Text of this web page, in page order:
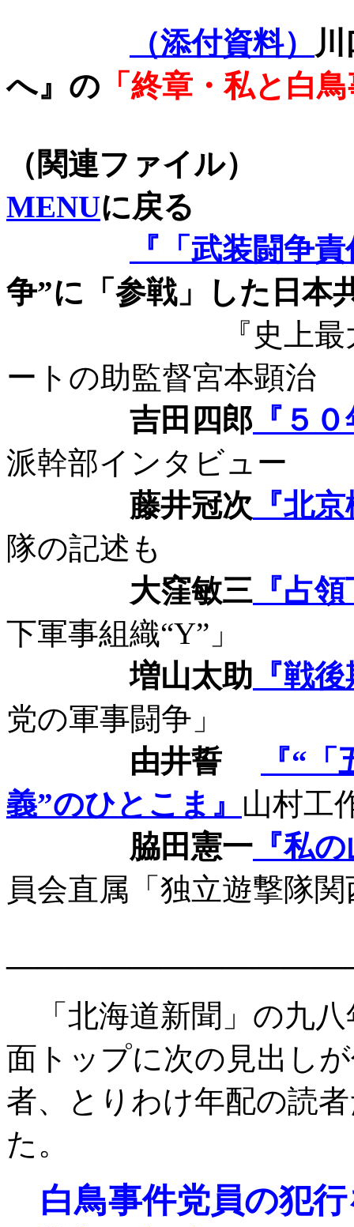
（添付資料）
へ』の 「終章・私と白
（関連フ
MENUに戻る
『「武装闘争
争”に「参戦」した日本
『史上
ートの助監督宮本顕治
吉田四郎 『５
派幹部インタビュー
藤井冠次 『北
隊の記述も
大窪敏三 『占
下軍事組織“Y”」
増山太助 『戦
党の軍事闘争」
由井誓
『“
義”のひとこま』 山村工
脇田憲一 『私
員会直属「独立遊撃隊
「北海道新聞」の九
面トップに次の見出し
者、とりわけ年配の読
た。
白鳥事件党員の犯